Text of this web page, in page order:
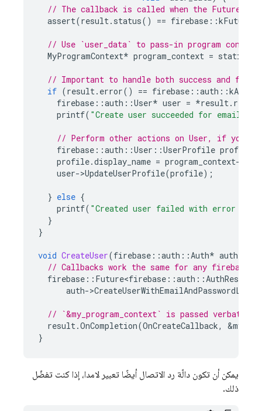
// The callback is called when the Future
assert(result. status() == firebase ::
// Use `user_data` to pass-in program
MyProgramContext* program_context =
// Important to handle both success and
if (result. error() == firebase ::auth ::
firebase ::auth ::User* user = *result. result
printf( "Create user succeeded for email %s
// Perform other actions on User, if you
firebase ::auth ::User ::UserProfile profile
profile.display_name = program_context-
user->UpdateUserProfile(profile);
} else {
printf( "Created user failed with error '%s'
}
}
void CreateUser(firebase ::auth ::Auth* auth
// Callbacks work the same for any
firebase :: Future<firebase ::auth ::AuthResult
auth->
// `&my_program_context` is passed verbatim
result.OnCompletion(OnCreateCallback, &
}
يمكن أن تكون دالّة رد الاتصال أيضًا تعبير لامدا، إذا كنت تفضّل
ذلك.